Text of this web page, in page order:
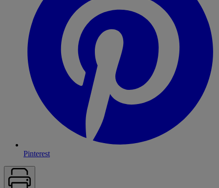
Pinterest